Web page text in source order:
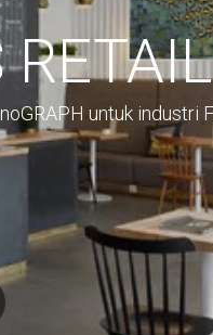
untuk industri